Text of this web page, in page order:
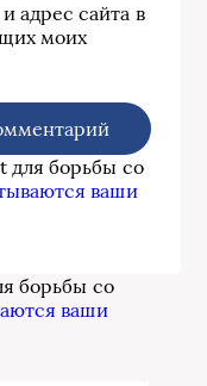
адрес сайта в
моих
для борьбы со
ваши
борьбы со
ваши